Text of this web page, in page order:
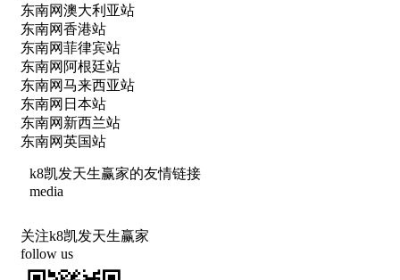
东南网澳大利亚站
东南网香港站
东南网菲律宾站
东南网阿根廷站
东南网马来西亚站
东南网日本站
东南网新西兰站
东南网英国站
k8凯发天生赢家的友情链接
media
关注k8凯发天生赢家
follow us